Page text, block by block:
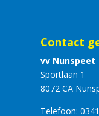
Contact
vv Nunspeet
Sportlaan 1
8072 CA
Telefoon: